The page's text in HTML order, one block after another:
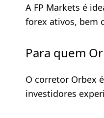
A FP Markets é
forex ativos, bem
Para quem
O corretor Orbex
investidores